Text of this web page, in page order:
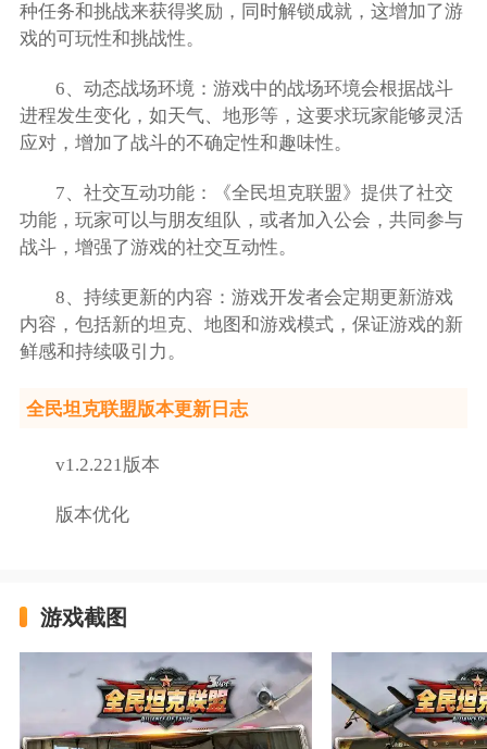
种任务和挑战来获得奖励，同时解锁成就，这增加了游
戏的可玩性和挑战性。
6、动态战场环境：游戏中的战场环境会根据战斗
进程发生变化，如天气、地形等，这要求玩家能够灵活
应对，增加了战斗的不确定性和趣味性。
7、社交互动功能：《全民坦克联盟》提供了社交
功能，玩家可以与朋友组队，或者加入公会，共同参与
战斗，增强了游戏的社交互动性。
8、持续更新的内容：游戏开发者会定期更新游戏
内容，包括新的坦克、地图和游戏模式，保证游戏的新
鲜感和持续吸引力。
全民坦克联盟版本更新日志
v1.2.221版本
版本优化
游戏截图